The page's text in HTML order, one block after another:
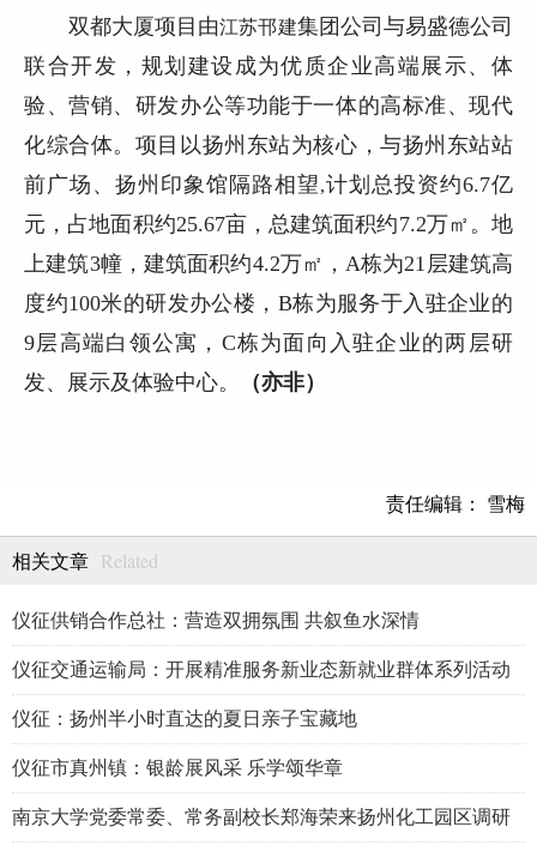
双都大厦项目由江苏邗建集团公司与易盛德公司
联合开发，规划建设成为优质企业高端展示、体
验、营销、研发办公等功能于一体的高标准、现代
化综合体。项目以扬州东站为核心，与扬州东站站
前广场、扬州印象馆隔路相望,计划总投资约6.7亿
元，占地面积约25.67亩，总建筑面积约7.2万㎡。地
上建筑3幢，建筑面积约4.2万㎡， A栋为21 层建筑高
度约100米的研发办公楼， B栋为服务于入驻企业的
9层高端白领公寓， C栋为面向入驻企业的两层研
发、展示及体验中心。
（亦非）
责任编辑： 雪梅
相关文章 Related
仪征供销合作总社：营造双拥氛围 共叙鱼水深情
仪征交通运输局：开展精准服务新业态新就业群体系列活动
仪征：扬州半小时直达的夏日亲子宝藏地
仪征市真州镇：银龄展风采 乐学颂华章
南京大学党委常委、常务副校长郑海荣来扬州化工园区调研